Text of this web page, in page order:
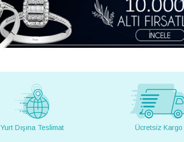
Yurt Dışına Teslimat Ücretsiz Kargo